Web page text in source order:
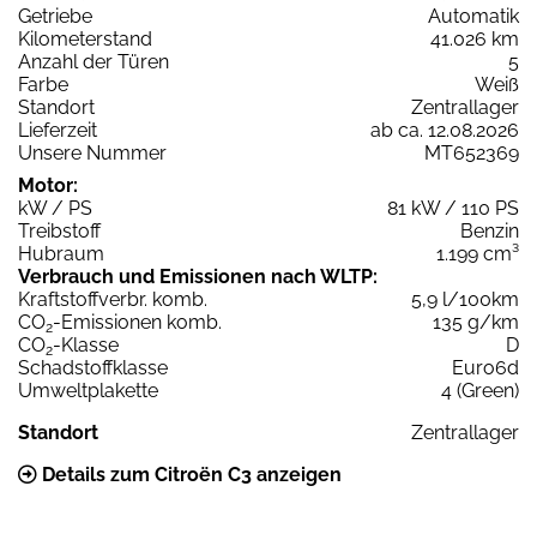
Getriebe
Automatik
Kilometerstand
41.026 km
Anzahl der Türen
5
Farbe
Weiß
Standort
Zentrallager
Lieferzeit
ab ca. 12.08.2026
Unsere Nummer
MT652369
Motor:
kW / PS
81 kW / 110 PS
Treibstoff
Benzin
Hubraum
1.199 cm³
Verbrauch und Emissionen nach WLTP:
Kraftstoffverbr. komb.
5,9 l/100km
CO2-Emissionen komb.
135 g/km
CO2-Klasse
D
Schadstoffklasse
Euro6d
Umweltplakette
4 (Green)
Standort
Zentrallager
Details zum Citroën C3 anzeigen